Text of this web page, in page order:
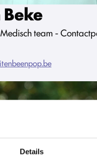
Details
team -